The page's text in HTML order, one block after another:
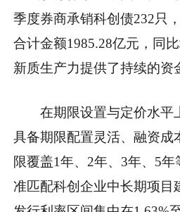
季度券商承销科创债232只
合计金额1985.28亿元，同
新质生产力提供了持续的资
在期限设置与定价水平
具备期限配置灵活、融资成
限覆盖1年、2年、3年、5
准匹配科创企业中长期项目